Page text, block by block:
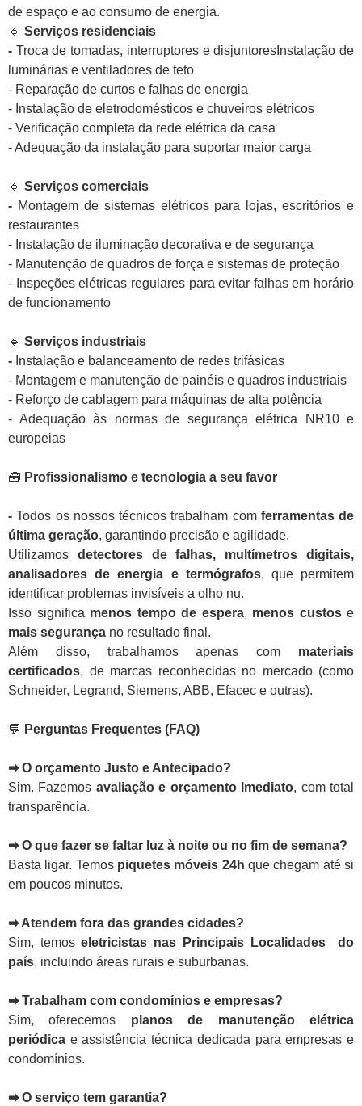
de espaço e ao consumo de energia.
🔹 Serviços residenciais
- Troca de tomadas, interruptores e disjuntoresInstalação de
luminárias e ventiladores de teto
- Reparação de curtos e falhas de energia
- Instalação de eletrodomésticos e chuveiros elétricos
- Verificação completa da rede elétrica da casa
- Adequação da instalação para suportar maior carga
🔹 Serviços comerciais
- Montagem de sistemas elétricos para lojas, escritórios e
restaurantes
- Instalação de iluminação decorativa e de segurança
- Manutenção de quadros de força e sistemas de proteção
- Inspeções elétricas regulares para evitar falhas em horário
de funcionamento
🔹 Serviços industriais
- Instalação e balanceamento de redes trifásicas
- Montagem e manutenção de painéis e quadros industriais
- Reforço de cablagem para máquinas de alta potência
- Adequação às normas de segurança elétrica NR10 e
europeias
🧰 Profissionalismo e tecnologia a seu favor
-Todos os nossos técnicos trabalham com ferramentas de
última geração, garantindo precisão e agilidade.
Utilizamos detectores de falhas, multímetros digitais,
analisadores de energia e termógrafos, que permitem
identificar problemas invisíveis a olho nu.
Isso significa menos tempo de espera, menos custose
mais segurança no resultado final.
Além disso, trabalhamos apenas com materiais
certificados, de marcas reconhecidas no mercado (como
Schneider, Legrand, Siemens, ABB, Efacec e outras).
💬 Perguntas Frequentes (FAQ)
➡ O orçamento Justo e Antecipado?
Sim. Fazemos avaliação e orçamento Imediato, com total
transparência.
➡ O que fazer se faltar luz à noite ou no fim de semana?
Basta ligar. Temos piquetes móveis 24h que chegam até si
em poucos minutos.
➡ Atendem fora das grandes cidades?
Sim, temoseletricistas nas Principais Localidades do
país, incluindo áreas rurais e suburbanas.
➡ Trabalham com condomínios e empresas?
Sim, oferecemos planos de manutenção elétrica
periódica e assistência técnica dedicada para empresas e
condomínios.
➡ O serviço tem garantia?